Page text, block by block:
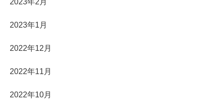
2023年2月
2023年1月
2022年12月
2022年11月
2022年10月